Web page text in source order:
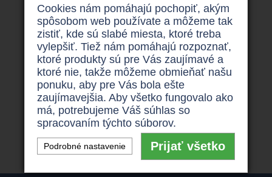
vozikykde Vám ho sprostredkujú z pohodlia Vášho
domova , rýchlo, jednoducho a za výhodné ceny .
Na tomto portále si opoužitý invalidný vozík
zažiadate prostredníctvom nezáväzné online
žiadosti , ktorú podľa postupu pravdivo vyplníte a
odošlete . Po odoslaní žiadosti vyčkáte na kontakt
odborne vyškoleného špecialistu , ktorý Vám
pomôže s výberom najvhodnejšiehoinvalidného
vozíka
. Kontaktné telefónne číslo je +421 944 098
816.
Cookies nám pomáhajú pochopiť, akým
spôsobom web používate a môžeme tak
zistiť, kde sú slabé miesta, ktoré treba
vylepšiť. Tiež nám pomáhajú rozpoznať,
ktoré produkty sú pre Vás zaujímavé a
ktoré nie, takže môžeme obmieňať našu
ponuku, aby pre Vás bola ešte
zaujímavejšia. Aby všetko fungovalo ako
má, potrebujeme Váš súhlas so
spracovaním týchto súborov.
Podrobné nastavenie Prijať všetko